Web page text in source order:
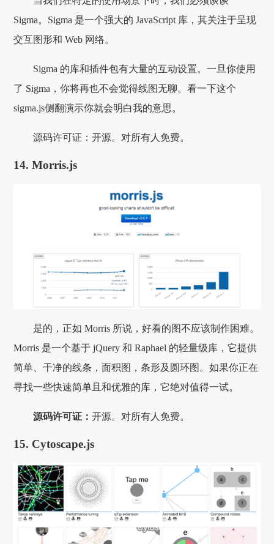
Sigma。Sigma 是一个强大的 JavaScript 库，其关注于呈现
交互图形和 Web 网络。
Sigma 的库和插件包有大量的互动设置。一旦你使用
了 Sigma，你将再也不会觉得线图无聊。看一下这个
sigma.js侧翻演示你就会明白我的意思。
源码许可证：开源。对所有人免费。
14. Morris.js
是的，正如 Morris 所说，好看的图不应该制作困难。
Morris 是一个基于 jQuery 和 Raphael 的轻量级库，它提供
简单、干净的线条，面积图，条形及圆环图。如果你正在
寻找一些快速简单且和优雅的库，它绝对值得一试。
源码许可证：开源。对所有人免费。
15. Cytoscape.js